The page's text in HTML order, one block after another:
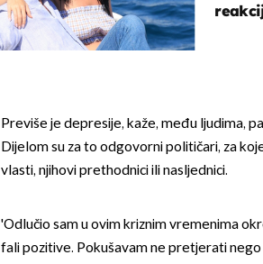
Previše je depresije, kaže, među ljudima,
Dijelom su za to odgovorni političari, za
vlasti, njihovi prethodnici ili nasljednici.
'Odlučio sam u ovim kriznim vremenima
fali pozitive. Pokušavam ne pretjerati